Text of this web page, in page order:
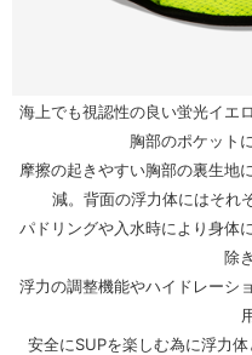
海上でも視認性の良い蛍光イエ
胸部のポケット
摩擦の起きやすい胸部の裏生地
減。背面の浮力体にはそれ
パドリングや入水時により身体
除
浮力の調整機能やハイドレーシ
安全にSUPを楽しむ為に浮力